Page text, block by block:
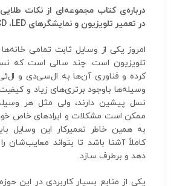
درباره‌ی کتاب مجموعه‌ای از نکات
در تعمیر تلویزیون و نمایشگرهای LCD ،LED:
امروز یکی از وسایل ثابت تمامی
تلویزیون است. چند سالی است که نسل
کرده و فناوری آن‌ها به ال‌سی‌دی و
وسیله‌ها باوجود برتری‌های زیاد و
نسل پیشین دارند، ولی مثل هر
ممکن است مشکلات و ایرادهای خاص
به همین خاطر تعمیرکار این وسایل
کاملاً آشنا باشد تا بتواند
دهد و برطرف سازد.
یکی از منابع بسیار کاربردی در این